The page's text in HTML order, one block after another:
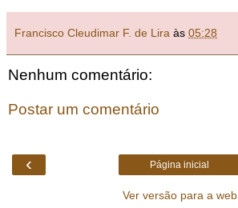
Francisco Cleudimar F. de Lira às 05:28
Nenhum comentário:
Postar um comentário
‹ Página inicial
Ver versão para a web